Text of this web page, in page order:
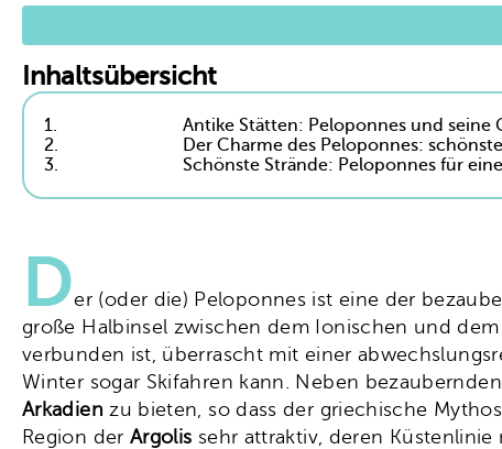
Inhaltsübersicht
1.
Antike Stätten: Peloponnes und seine
2.
Der Charme des Peloponnes:
3.
Schönste Strände: Peloponnes für
Der (oder die) Peloponnes ist eine der
große Halbinsel zwischen dem Ionischen und
verbunden ist, überrascht mit einer
Winter sogar Skifahren kann. Neben
Arkadien zu bieten, so dass der griechische
Region der Argolis sehr attraktiv, deren